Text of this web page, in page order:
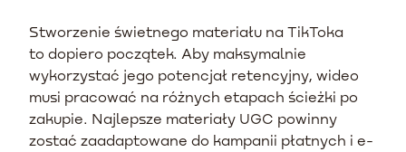
Stworzenie świetnego materiału na TikToka
to dopiero początek. Aby maksymalnie
wykorzystać jego potencjał retencyjny, wideo
musi pracować na różnych etapach ścieżki po
zakupie. Najlepsze materiały UGC powinny
zostać zaadaptowane do kampanii płatnych i e-